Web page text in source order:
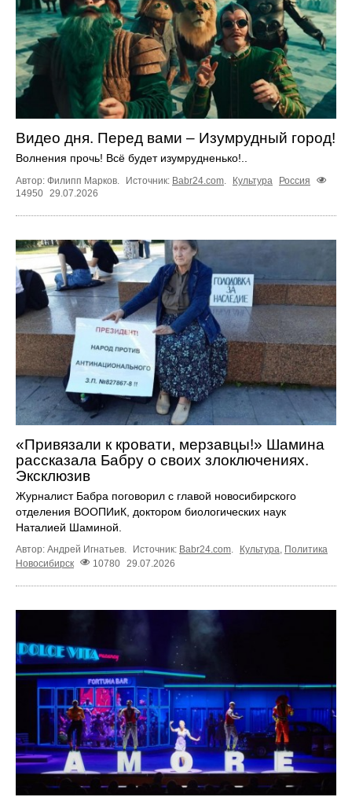
Видео дня. Перед вами – Изумрудный город!
Волнения прочь! Всё будет изумрудненько!..
Автор: Филипп Марков. Источник: Babr24.com. Культура
Россия
14950 29.07.2026
«Привязали к кровати, мерзавцы!» Шамина
рассказала Бабру о своих злоключениях.
Эксклюзив
Журналист Бабра поговорил с главой новосибирского
отделения ВООПИиК, доктором биологических наук
Наталией Шаминой.
Автор: Андрей Игнатьев. Источник: Babr24.com. Культура, Политика
Новосибирск
10780 29.07.2026